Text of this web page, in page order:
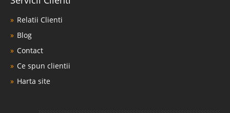
Relatii Clienti
Blog
Contact
Ce spun clientii
Harta site